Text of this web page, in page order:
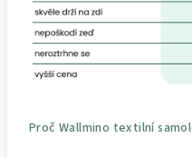
Proč Wallmino textilní